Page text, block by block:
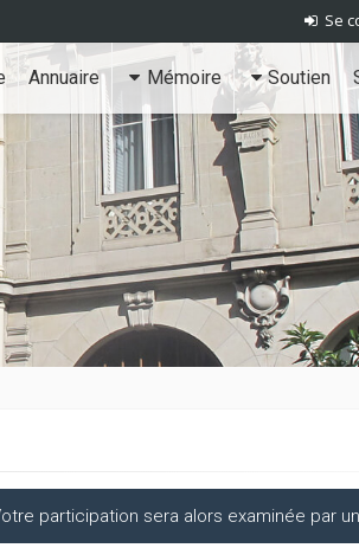
Se
Annuaire Mémoire Soutien
participation sera alors examinée par